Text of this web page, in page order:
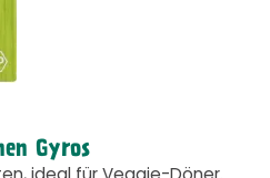
Gyros